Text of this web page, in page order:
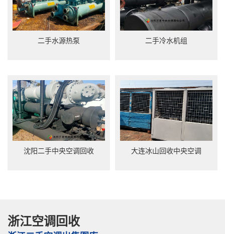
二手水源热泵 二手冷水机组
沈阳二手中央空调回收 大连冰山回收中央空调
浙江空调回收